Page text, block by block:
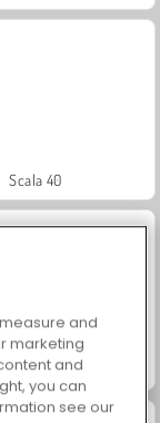
Scala 40
Quest: USA 2
and
marketing
and
you can
see our